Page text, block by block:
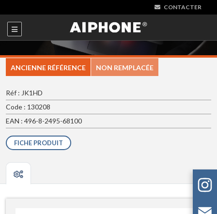
CONTACTER
ANCIENNE RÉFÉRENCE NON REMPLACÉE
Réf : JK1HD
Code : 130208
EAN : 496-8-2495-68100
FICHE PRODUIT